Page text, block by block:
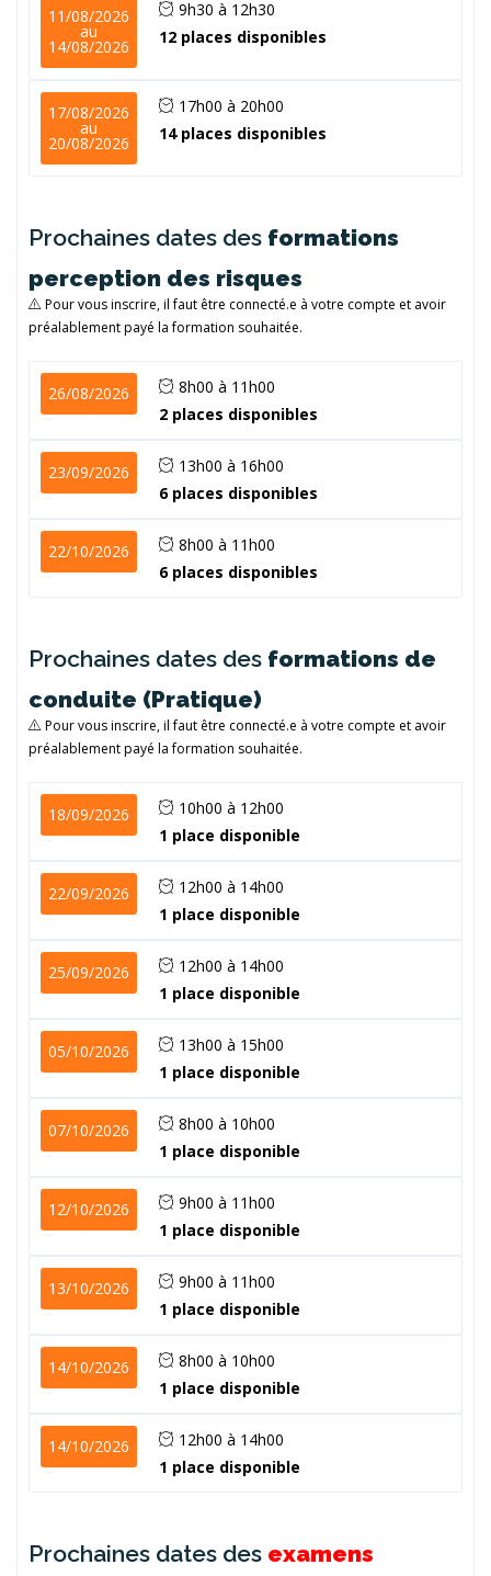
11/08/2026
au
14/08/2026
9h30 à 12h30
12 places disponibles
17/08/2026
au
20/08/2026
17h00 à 20h00
14 places disponibles
Prochaines dates des formations
perception des risques
Pour vous inscrire, il faut être connecté.e à votre compte et avoir
préalablement payé la formation souhaitée.
26/08/2026
8h00 à 11h00
2 places disponibles
23/09/2026
13h00 à 16h00
6 places disponibles
22/10/2026
8h00 à 11h00
6 places disponibles
Prochaines dates des formations de
conduite (Pratique)
Pour vous inscrire, il faut être connecté.e à votre compte et avoir
préalablement payé la formation souhaitée.
18/09/2026
10h00 à 12h00
1 place disponible
22/09/2026
12h00 à 14h00
1 place disponible
25/09/2026
12h00 à 14h00
1 place disponible
05/10/2026
13h00 à 15h00
1 place disponible
07/10/2026
8h00 à 10h00
1 place disponible
12/10/2026
9h00 à 11h00
1 place disponible
13/10/2026
9h00 à 11h00
1 place disponible
14/10/2026
8h00 à 10h00
1 place disponible
14/10/2026
12h00 à 14h00
1 place disponible
Prochaines dates des examens